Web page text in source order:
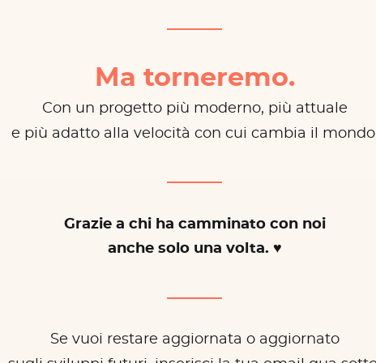
Ma torneremo.
Con un progetto più moderno, più attuale
e più adatto alla velocità con cui cambia il
Grazie a chi ha camminato con noi
anche solo una volta. ♥
Se vuoi restare aggiornata o aggiornato